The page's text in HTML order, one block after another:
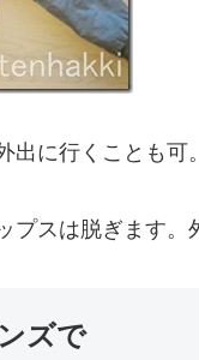
出に行くことも可
プスは脱ぎます
ズで